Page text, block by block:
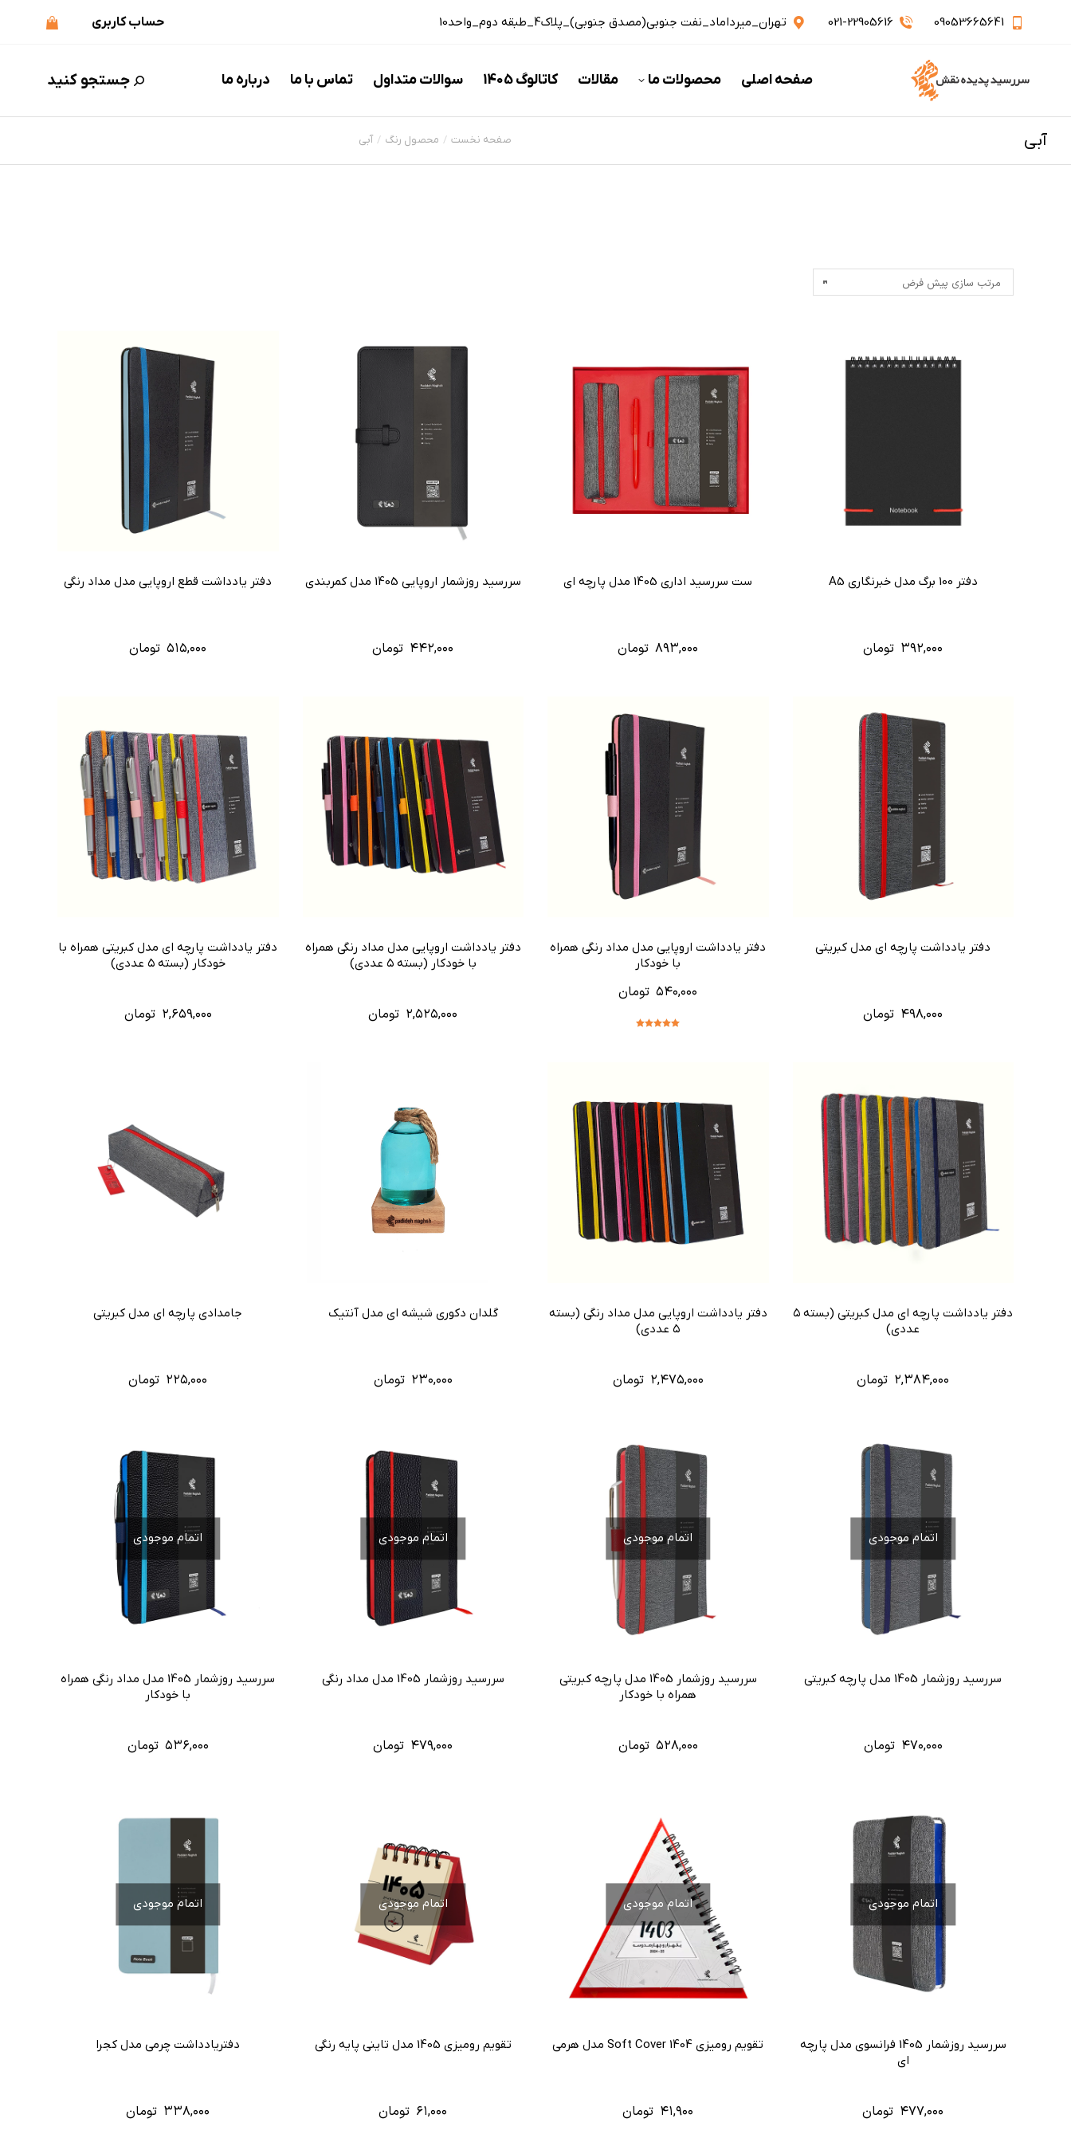
09053665641
021-22905616 تهران_میرداماد_نفت جنوبی(مصدق جنوبی)_پلاک4_طبقه دوم_واحد10 حساب کاربری
صفحه اصلی محصولات ما مقالات کاتالوگ 1405 سوالات متداول تماس با ما درباره ما جستجو کنید
آبی مکان شما:
صفحه نخست محصول رنگ آبی
دفتر 100 برگ مدل خبرنگاری A5
۳۹۲,۰۰۰ تومان
ست سررسید اداری 1405 مدل پارچه ای
۸۹۳,۰۰۰ تومان
سررسید روزشمار اروپایی 1405 مدل کمربندی
۴۴۲,۰۰۰ تومان
دفتر یادداشت قطع اروپایی مدل مداد رنگی
۵۱۵,۰۰۰ تومان
دفتر یادداشت پارچه ای مدل کبریتی
۴۹۸,۰۰۰ تومان
دفتر یادداشت اروپایی مدل مداد رنگی همراه
با خودکار
۵۴۰,۰۰۰ تومان
دفتر یادداشت اروپایی مدل مداد رنگی همراه
با خودکار (بسته ۵ عددی)
۲,۵۲۵,۰۰۰ تومان
دفتر یادداشت پارچه ای مدل کبریتی همراه با
خودکار (بسته ۵ عددی)
۲,۶۵۹,۰۰۰ تومان
دفتر یادداشت پارچه ای مدل کبریتی (بسته ۵
عددی)
۲,۳۸۴,۰۰۰ تومان
دفتر یادداشت اروپایی مدل مداد رنگی (بسته
۵ عددی)
۲,۴۷۵,۰۰۰ تومان
گلدان دکوری شیشه ای مدل آنتیک
۲۳۰,۰۰۰ تومان
جامدادی پارچه ای مدل کبریتی
۲۲۵,۰۰۰ تومان
اتمام موجودی
سررسید روزشمار 1405 مدل پارچه کبریتی
۴۷۰,۰۰۰ تومان
اتمام موجودی
سررسید روزشمار 1405 مدل پارچه کبریتی
همراه با خودکار
۵۲۸,۰۰۰ تومان
اتمام موجودی
سررسید روزشمار 1405 مدل مداد رنگی
۴۷۹,۰۰۰ تومان
اتمام موجودی
سررسید روزشمار 1405 مدل مداد رنگی همراه
با خودکار
۵۳۶,۰۰۰ تومان
اتمام موجودی
سررسید روزشمار 1405 فرانسوی مدل پارچه
ای
۴۷۷,۰۰۰ تومان
اتمام موجودی
تقویم رومیزی 1404 Soft Cover مدل هرمی
۴۱,۹۰۰ تومان
اتمام موجودی
تقویم رومیزی 1405 مدل تاینی پایه رنگی
۶۱,۰۰۰ تومان
اتمام موجودی
دفتریادداشت چرمی مدل کجرا
۳۳۸,۰۰۰ تومان